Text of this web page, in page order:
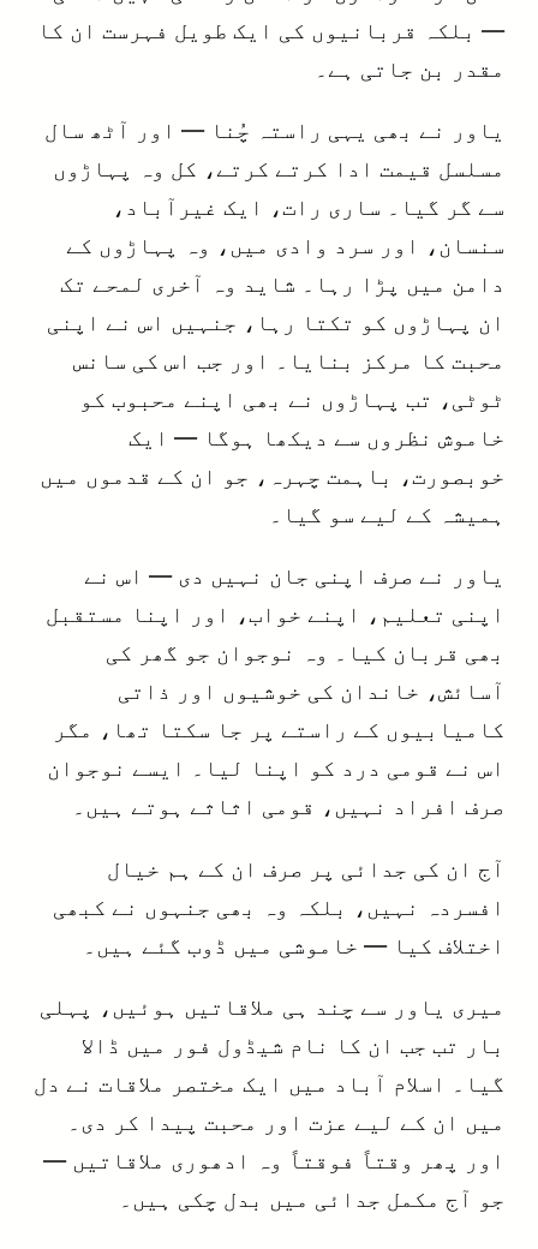
— بلکہ قربانیوں کی ایک طویل فہرست ان کا
مقدر بن جاتی ہے۔
یاور نے بھی یہی راستہ چُنا — اور آٹھ سال
مسلسل قیمت ادا کرتے کرتے، کل وہ پہاڑوں
سے گر گیا۔ ساری رات، ایک غیرآباد،
سنسان، اور سرد وادی میں، وہ پہاڑوں کے
دامن میں پڑا رہا۔ شاید وہ آخری لمحے تک
ان پہاڑوں کو تکتا رہا، جنہیں اس نے اپنی
محبت کا مرکز بنایا۔ اور جب اس کی سانس
ٹوٹی، تب پہاڑوں نے بھی اپنے محبوب کو
خاموش نظروں سے دیکھا ہوگا — ایک
خوبصورت، باہمت چہرہ، جو ان کے قدموں میں
ہمیشہ کے لیے سو گیا۔
یاور نے صرف اپنی جان نہیں دی — اس نے
اپنی تعلیم، اپنے خواب، اور اپنا مستقبل
بھی قربان کیا۔ وہ نوجوان جو گھر کی
آسائش، خاندان کی خوشیوں اور ذاتی
کامیابیوں کے راستے پر جا سکتا تھا، مگر
اس نے قومی درد کو اپنا لیا۔ ایسے نوجوان
صرف افراد نہیں، قومی اثاثے ہوتے ہیں۔
آج ان کی جدائی پر صرف ان کے ہم خیال
افسردہ نہیں، بلکہ وہ بھی جنہوں نے کبھی
اختلاف کیا — خاموشی میں ڈوب گئے ہیں۔
میری یاور سے چند ہی ملاقاتیں ہوئیں، پہلی
بار تب جب ان کا نام شیڈول فور میں ڈالا
گیا۔ اسلام آباد میں ایک مختصر ملاقات نے دل
میں ان کے لیے عزت اور محبت پیدا کر دی۔
اور پھر وقتاً فوقتاً وہ ادھوری ملاقاتیں —
جو آج مکمل جدائی میں بدل چکی ہیں۔